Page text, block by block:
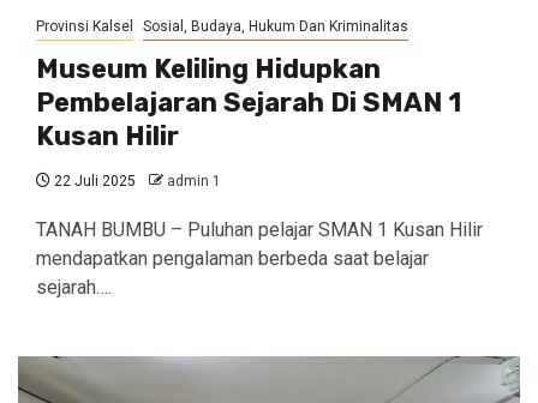
Provinsi Kalsel Sosial, Budaya, Hukum Dan Kriminalitas
Museum Keliling Hidupkan
Pembelajaran Sejarah Di SMAN 1
Kusan Hilir
22 Juli 2025 admin 1
TANAH BUMBU – Puluhan pelajar SMAN 1 Kusan Hilir
mendapatkan pengalaman berbeda saat belajar
sejarah….